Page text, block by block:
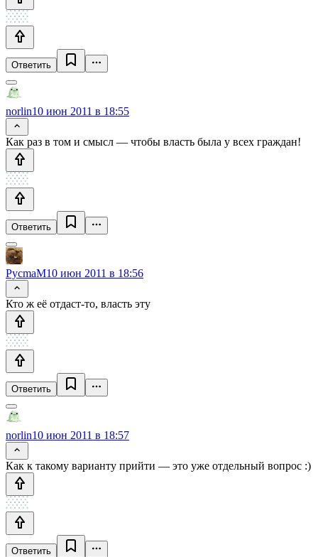
Ответить
norlin10 июн 2011 в 18:55
Как раз в том и смысл — чтобы власть была у всех граждан!
Ответить
PycmaM10 июн 2011 в 18:56
Кто ж её отдаст-то, власть эту
Ответить
norlin10 июн 2011 в 18:57
Как к такому варианту прийти — это уже отдельный вопрос :)
Ответить